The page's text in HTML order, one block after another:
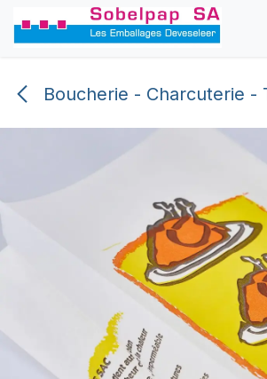
Se rendre au contenu
Boucherie - Charcuterie -